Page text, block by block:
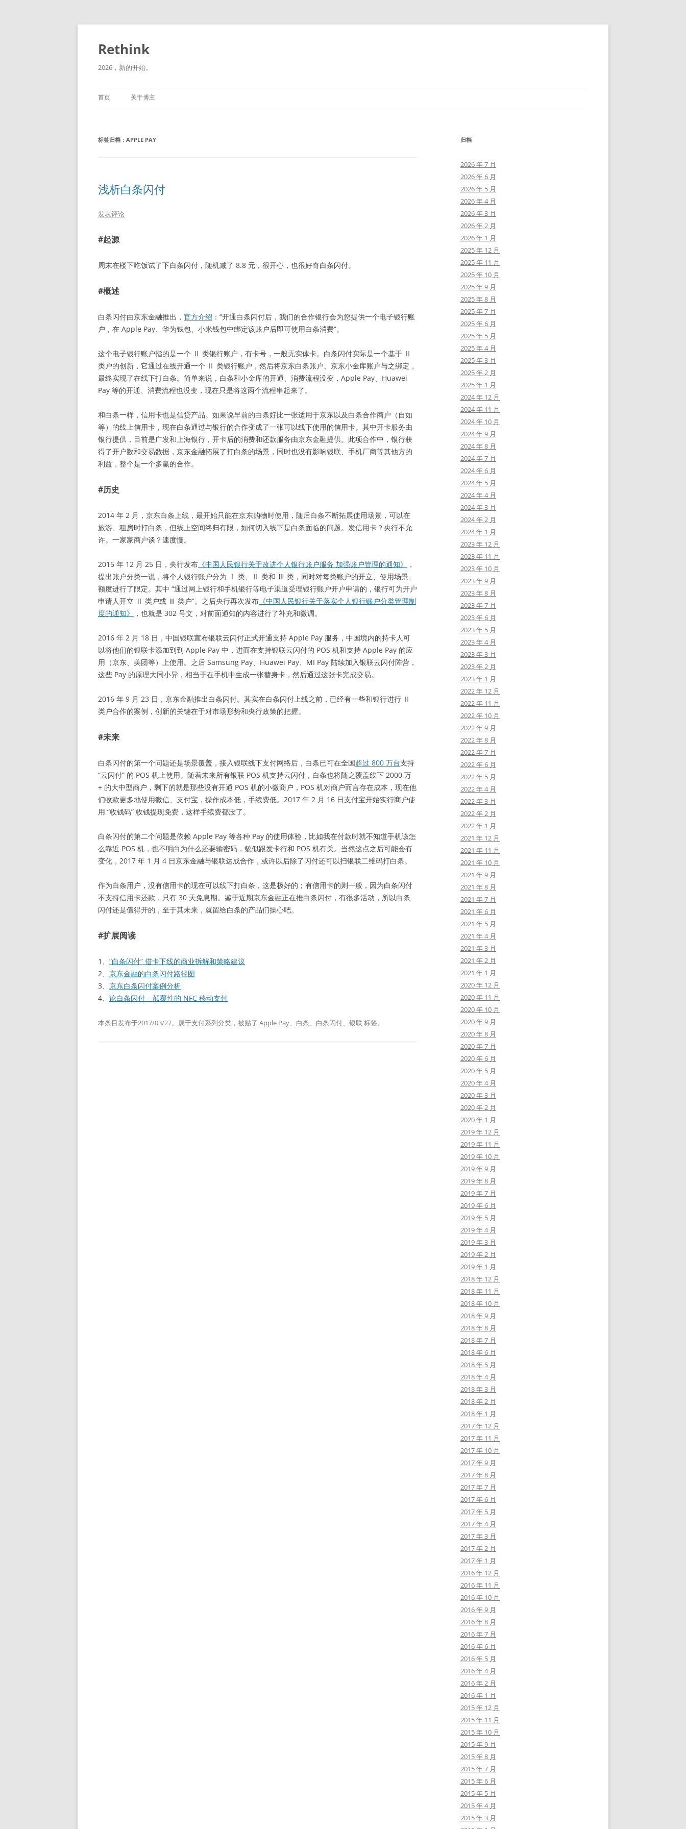
跳
文
Rethink
2026，新的开始。
首页 关于博主
标签归档： APPLE PAY
浅析白条闪付
发表评论
#起源
周末在楼下吃饭试了下白条闪付，随机减了 8.8 元，很开心，也很好奇白条闪付。
#概述
白条闪付由京东金融推出， 官方介绍 ：“开通白条闪付后，我们的合作银行会为您提供一个电子银行账
户，在 Apple Pay、华为钱包、小米钱包中绑定该账户后即可使用白条消费”。
这个电子银行账户指的是一个 Ⅱ 类银行账户，有卡号，一般无实体卡。白条闪付实际是一个基于 Ⅱ
类户的创新，它通过在线开通一个 Ⅱ 类银行账户，然后将京东白条账户、京东小金库账户与之绑定，
最终实现了在线下打白条。简单来说，白条和小金库的开通、消费流程没变，Apple Pay、Huawei
Pay 等的开通、消费流程也没变，现在只是将这两个流程串起来了。
和白条一样，信用卡也是信贷产品。如果说早前的白条好比一张适用于京东以及白条合作商户（自如
等）的线上信用卡，现在白条通过与银行的合作变成了一张可以线下使用的信用卡。其中开卡服务由
银行提供，目前是广发和上海银行，开卡后的消费和还款服务由京东金融提供。此项合作中，银行获
得了开户数和交易数据，京东金融拓展了打白条的场景，同时也没有影响银联、手机厂商等其他方的
利益，整个是一个多赢的合作。
#历史
2014 年 2 月，京东白条上线，最开始只能在京东购物时使用，随后白条不断拓展使用场景，可以在
旅游、租房时打白条，但线上空间终归有限，如何切入线下是白条面临的问题。发信用卡？央行不允
许。一家家商户谈？速度慢。
2015 年 12 月 25 日，央行发布 《中国人民银行关于改进个人银行账户服务 加强账户管理的通知》
，
提出账户分类一说，将个人银行账户分为 Ⅰ 类、Ⅱ 类和 Ⅲ 类，同时对每类账户的开立、使用场景、
额度进行了限定。其中 “通过网上银行和手机银行等电子渠道受理银行账户开户申请的，银行可为开户
申请人开立 Ⅱ 类户或 Ⅲ 类户”。之后央行再次发布 《中国人民银行关于落实个人银行账户分类管理制
度的通知》
，也就是 302 号文，对前面通知的内容进行了补充和微调。
2016 年 2 月 18 日，中国银联宣布银联云闪付正式开通支持 Apple Pay 服务，中国境内的持卡人可
以将他们的银联卡添加到到 Apple Pay 中，进而在支持银联云闪付的 POS 机和支持 Apple Pay 的应
用（京东、美团等）上使用。之后 Samsung Pay、Huawei Pay、MI Pay 陆续加入银联云闪付阵营，
这些 Pay 的原理大同小异，相当于在手机中生成一张替身卡，然后通过这张卡完成交易。
2016 年 9 月 23 日，京东金融推出白条闪付。其实在白条闪付上线之前，已经有一些和银行进行 Ⅱ
类户合作的案例，创新的关键在于对市场形势和央行政策的把握。
#未来
白条闪付的第一个问题还是场景覆盖，接入银联线下支付网络后，白条已可在全国超过 800 万台支持
“云闪付” 的 POS 机上使用。随着未来所有银联 POS 机支持云闪付，白条也将随之覆盖线下 2000 万
+ 的大中型商户，剩下的就是那些没有开通 POS 机的小微商户，POS 机对商户而言存在成本，现在他
们收款更多地使用微信、支付宝，操作成本低，手续费低。2017 年 2 月 16 日支付宝开始实行商户使
用 “收钱码” 收钱提现免费，这样手续费都没了。
白条闪付的第二个问题是依赖 Apple Pay 等各种 Pay 的使用体验，比如我在付款时就不知道手机该怎
么靠近 POS 机，也不明白为什么还要输密码，貌似跟发卡行和 POS 机有关。当然这点之后可能会有
变化，2017 年 1 月 4 日京东金融与银联达成合作，或许以后除了闪付还可以扫银联二维码打白条。
作为白条用户，没有信用卡的现在可以线下打白条，这是极好的；有信用卡的则一般，因为白条闪付
不支持信用卡还款，只有 30 天免息期。鉴于近期京东金融正在推白条闪付，有很多活动，所以白条
闪付还是值得开的，至于其未来，就留给白条的产品们操心吧。
#扩展阅读
1、 “白条闪付” 借卡下线的商业拆解和策略建议
2、 京东金融的白条闪付路径图
3、 京东白条闪付案例分析
4、 论白条闪付 – 颠覆性的 NFC 移动支付
本条目发布于2017/03/27。属于支付系列分类，被贴了 Apple Pay、 白条、 白条闪付、 银联 标签。
归档
2026 年 7 月
2026 年 6 月
2026 年 5 月
2026 年 4 月
2026 年 3 月
2026 年 2 月
2026 年 1 月
2025 年 12 月
2025 年 11 月
2025 年 10 月
2025 年 9 月
2025 年 8 月
2025 年 7 月
2025 年 6 月
2025 年 5 月
2025 年 4 月
2025 年 3 月
2025 年 2 月
2025 年 1 月
2024 年 12 月
2024 年 11 月
2024 年 10 月
2024 年 9 月
2024 年 8 月
2024 年 7 月
2024 年 6 月
2024 年 5 月
2024 年 4 月
2024 年 3 月
2024 年 2 月
2024 年 1 月
2023 年 12 月
2023 年 11 月
2023 年 10 月
2023 年 9 月
2023 年 8 月
2023 年 7 月
2023 年 6 月
2023 年 5 月
2023 年 4 月
2023 年 3 月
2023 年 2 月
2023 年 1 月
2022 年 12 月
2022 年 11 月
2022 年 10 月
2022 年 9 月
2022 年 8 月
2022 年 7 月
2022 年 6 月
2022 年 5 月
2022 年 4 月
2022 年 3 月
2022 年 2 月
2022 年 1 月
2021 年 12 月
2021 年 11 月
2021 年 10 月
2021 年 9 月
2021 年 8 月
2021 年 7 月
2021 年 6 月
2021 年 5 月
2021 年 4 月
2021 年 3 月
2021 年 2 月
2021 年 1 月
2020 年 12 月
2020 年 11 月
2020 年 10 月
2020 年 9 月
2020 年 8 月
2020 年 7 月
2020 年 6 月
2020 年 5 月
2020 年 4 月
2020 年 3 月
2020 年 2 月
2020 年 1 月
2019 年 12 月
2019 年 11 月
2019 年 10 月
2019 年 9 月
2019 年 8 月
2019 年 7 月
2019 年 6 月
2019 年 5 月
2019 年 4 月
2019 年 3 月
2019 年 2 月
2019 年 1 月
2018 年 12 月
2018 年 11 月
2018 年 10 月
2018 年 9 月
2018 年 8 月
2018 年 7 月
2018 年 6 月
2018 年 5 月
2018 年 4 月
2018 年 3 月
2018 年 2 月
2018 年 1 月
2017 年 12 月
2017 年 11 月
2017 年 10 月
2017 年 9 月
2017 年 8 月
2017 年 7 月
2017 年 6 月
2017 年 5 月
2017 年 4 月
2017 年 3 月
2017 年 2 月
2017 年 1 月
2016 年 12 月
2016 年 11 月
2016 年 10 月
2016 年 9 月
2016 年 8 月
2016 年 7 月
2016 年 6 月
2016 年 5 月
2016 年 4 月
2016 年 2 月
2016 年 1 月
2015 年 12 月
2015 年 11 月
2015 年 10 月
2015 年 9 月
2015 年 8 月
2015 年 7 月
2015 年 6 月
2015 年 5 月
2015 年 4 月
2015 年 3 月